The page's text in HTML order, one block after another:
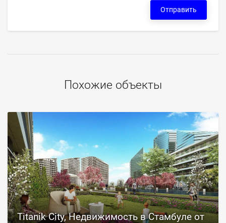
Отправить
Похожие объекты
Titanik City, Недвижимость в Стамбуле от